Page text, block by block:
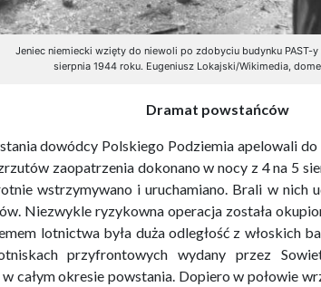
Jeniec niemiecki wzięty do niewoli po zdobyciu budynku PAST-
sierpnia 1944 roku. Eugeniusz Lokajski/Wikimedia,
Dramat powstańców
dowódcy Polskiego Podziemia apelowali do
zaopatrzenia dokonano w nocy z 4 na 5
wstrzymywano i uruchamiano. Brali w nich
Niezwykle ryzykowna operacja została
lotnictwa była duża odległość z włoskich
przyfrontowych wydany przez
całym okresie powstania. Dopiero w połowie